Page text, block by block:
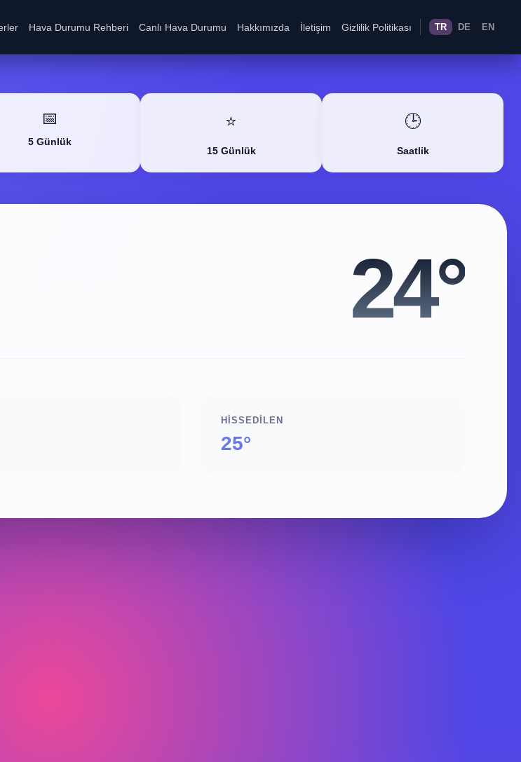
Hava Durumu Rehberi Canlı Hava Durumu Hakkımızda İletişim Gizlilik Politikası TR DE EN
📅
5 Günlük
⭐
15 Günlük
🕒
Saatlik
24°
HISSEDILEN
25°